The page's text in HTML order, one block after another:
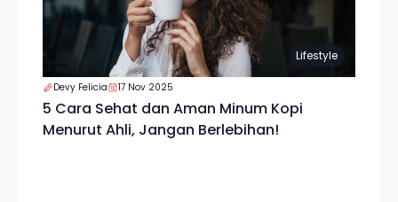
Lifestyle
Devy Felicia 17 Nov 2025
5 Cara Sehat dan Aman Minum Kopi
Menurut Ahli, Jangan Berlebihan!